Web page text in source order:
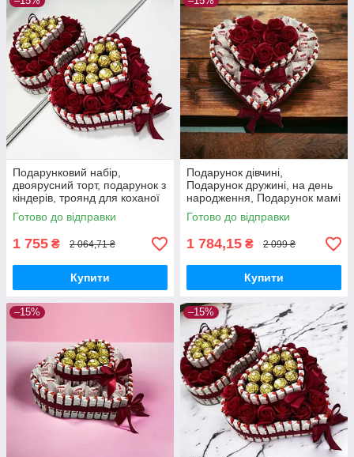
Подарунковий набір,
двоярусний торт, подарунок з
кіндерів, троянд для коханої
дівчини, дочки, дружини на
день народження
Готово до відправки
1 755 ₴ 2 064,71 ₴
Купити
Подарунок дівчині,
Подарунок дружині, на день
народження, Подарунок мамі
на день народження, подрузі,
сестрі, доньці
Готово до відправки
1 784,15 ₴ 2 099 ₴
Купити
–15% –15%